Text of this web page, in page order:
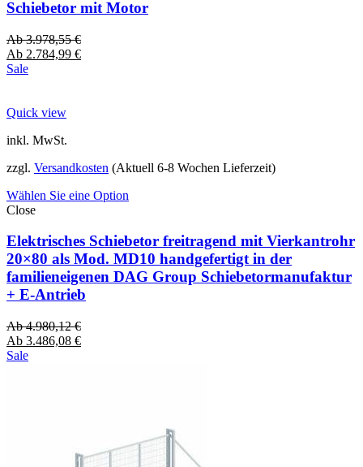
Schiebetor mit Motor
Ab3.978,55€
Ab 2.784,99 €
Sale
Quick view
inkl. MwSt.
zzgl. Versandkosten (Aktuell 6-8 Wochen Lieferzeit)
Wählen Sie eine Option
Close
Elektrisches Schiebetor freitragend mit Vierkantrohr
20×80 als Mod. MD10 handgefertigt in der
familieneigenen DAG Group Schiebetormanufaktur
+ E-Antrieb
Ab4.980,12€
Ab 3.486,08 €
Sale